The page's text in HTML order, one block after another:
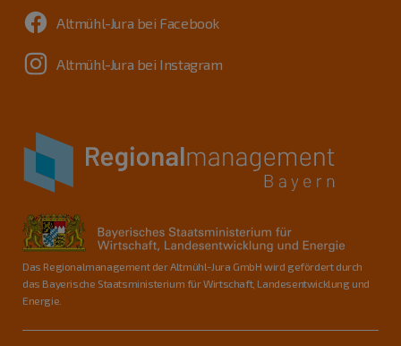
Altmühl-Jura bei Facebook
Altmühl-Jura bei Instagram
Das Regionalmanagement der Altmühl-Jura GmbH wird gefördert durch
das Bayerische Staatsministerium für Wirtschaft, Landesentwicklung und
Energie.